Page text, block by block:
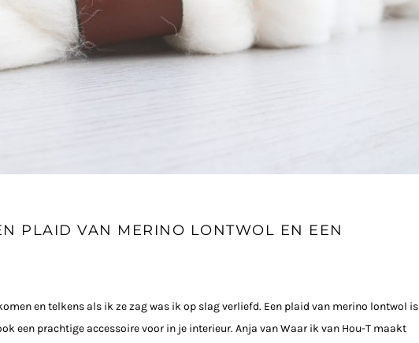
PLAID VAN MERINO LONTWOL EN EEN
en telkens als ik ze zag was ik op slag verliefd. Een plaid van merino lontwol is
een prachtige accessoire voor in je interieur. Anja van Waar ik van Hou-T maakt